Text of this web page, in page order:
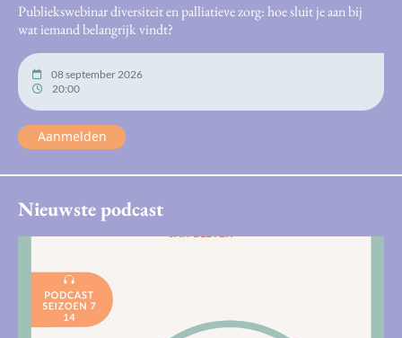
Publiekswebinar diversiteit en palliatieve zorg: hoe sluit je aan bij
wat iemand belangrijk vindt?
08 september 2026
20:00
Aanmelden
Nieuwste podcast